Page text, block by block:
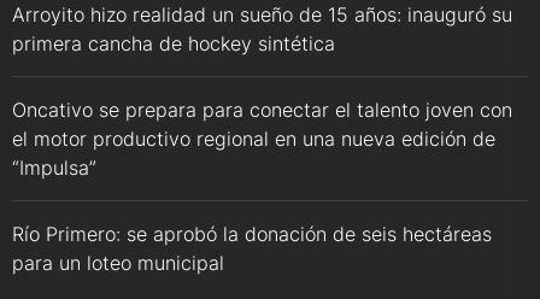
Arroyito hizo realidad un sueño de 15 años: inauguró su
primera cancha de hockey sintética
Oncativo se prepara para conectar el talento joven con
el motor productivo regional en una nueva edición de
“Impulsa”
Río Primero: se aprobó la donación de seis hectáreas
para un loteo municipal